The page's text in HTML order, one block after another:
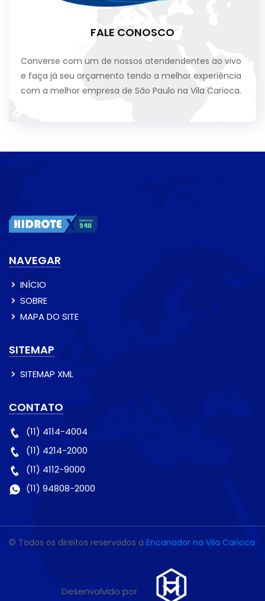
FALE CONOSCO
Converse com um de nossos atendendentes ao vivo
e faça já seu orçamento tendo a melhor experiência
com a melhor empresa de São Paulo na Vila Carioca.
NAVEGAR
INÍCIO
SOBRE
MAPA DO SITE
SITEMAP
SITEMAP XML
CONTATO
(11) 4114-4004
(11) 4214-2000
(11) 4112-9000
(11) 94808-2000
© Todos os direitos reservados a Encanador na Vila Carioca
Desenvolvido por